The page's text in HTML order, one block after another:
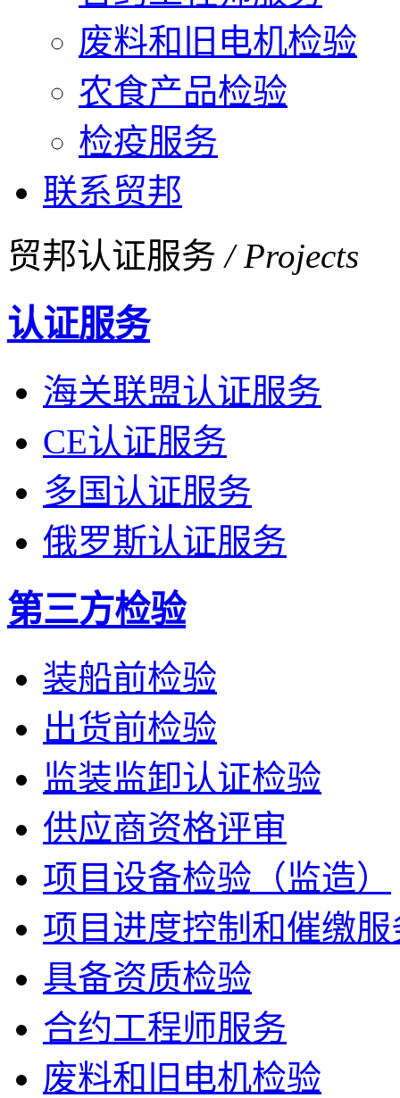
废料和旧电机检验
农食产品检验
检疫服务
联系贸邦
贸邦认证服务/ Projects
认证服务
海关联盟认证服务
CE认证服务
多国认证服务
俄罗斯认证服务
第三方检验
装船前检验
出货前检验
监装监卸认证检验
供应商资格评审
项目设备检验（监造）
项目进度控制和催缴服
具备资质检验
合约工程师服务
废料和旧电机检验